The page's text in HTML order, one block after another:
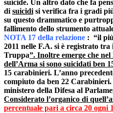
suicide. Un altro dato che fa
di suicidi si verifica fra i gradi
su questo drammatico e
fallimento dello strumento
NOTA 17 della relazione : “il
2011 nelle F.A. si è registrato
Truppa”. Inoltre emerge che nel
dell’Arma si sono suicidati ben
15 carabinieri. L’anno
compiuto da ben 22 Carabinieri.
ministero della Difesa al
Considerato l’organico di
percentuale pari a circa 20 ogni